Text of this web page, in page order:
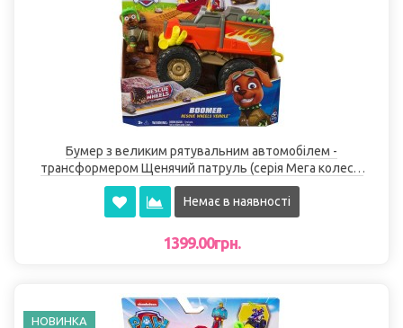
Бумер з великим рятувальним автомобілем -
трансформером Щенячий патруль (серія Мега колеса)
Spin Master
Немає в наявності
1399.00грн.
НОВИНКА